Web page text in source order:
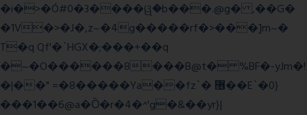
�i�>�Ó#0�3����ୱ�b���.@g� ,��G�
�1V�>�J�,z~�4g�����rf�>���]m~�
T�q Qf'�`HGX�;���+��q
�~�O������8���B@t� %BF�-yJm�!
�|��" =�8�����Ya��fz`� ޶��E`�0}
���1��6@a�Ȍ�r�4�^'g�&��yr}|